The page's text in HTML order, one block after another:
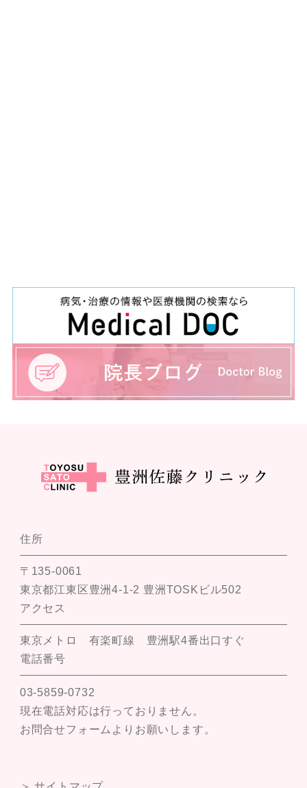
住所
〒135-0061
東京都江東区豊洲4-1-2 豊洲TOSKビル502
アクセス
東京メトロ 有楽町線 豊洲駅4番出口すぐ
電話番号
03-5859-0732
現在電話対応は行っておりません。
お問合せフォームよりお願いします。